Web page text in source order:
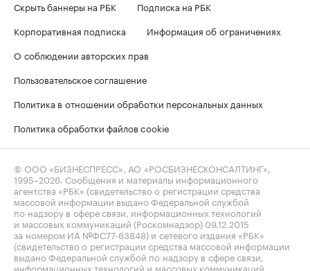
Скрыть баннеры на РБК
Подписка на РБК
Корпоративная подписка
Информация об ограничениях
О соблюдении авторских прав
Пользовательское соглашение
Политика в отношении обработки персональных данных
Политика обработки файлов cookie
© ООО «БИЗНЕСПРЕСС», АО «РОСБИЗНЕСКОНСАЛТИНГ»,
1995–2026 . Сообщения и материалы информационного
агентства «РБК» (свидетельство о регистрации средства
массовой информации выдано Федеральной службой
по надзору в сфере связи, информационных технологий
и массовых коммуникаций (Роскомнадзор) 09.12.2015
за номером ИА №ФС77-63848) и сетевого издания «РБК»
(свидетельство о регистрации средства массовой информации
выдано Федеральной службой по надзору в сфере связи,
информационных технологий и массовых коммуникаций